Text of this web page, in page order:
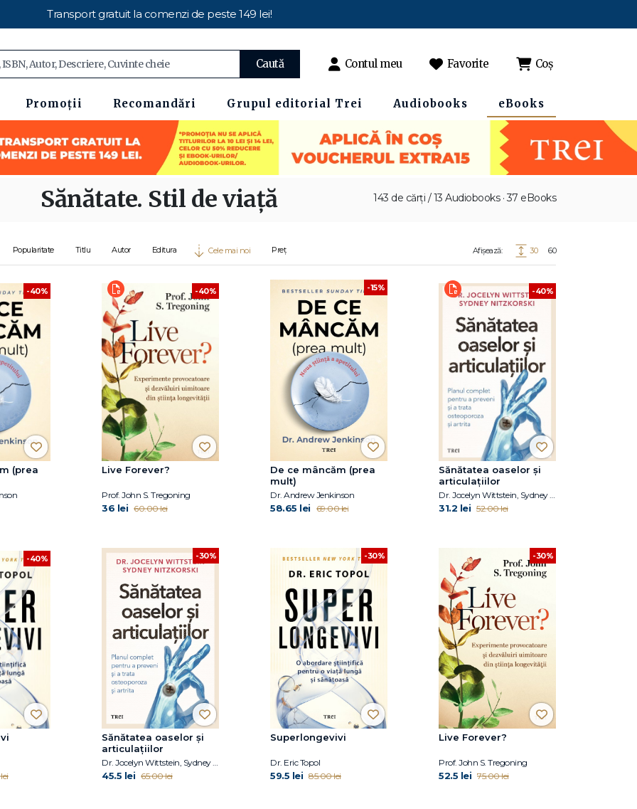
Transport gratuit la comenzi de peste 149 lei!
Caută Contul meu Favorite Coș
Promoții Recomandări Grupul editorial Trei Audiobooks eBooks
143 de cărți / 13 Audiobooks · 37 eBooks
Sănătate. Stil de viață
Popularitate Titlu Autor Editura Cele mai noi Preț Afișează: 30 60
-40%
(prea
-40%
Live Forever?
Prof. John S. Tregoning
36 lei 60.00 lei
-15%
De ce mâncăm (prea
mult)
Dr. Andrew Jenkinson
58.65 lei 69.00 lei
-40%
Sănătatea oaselor și
articulațiilor
31.2 lei 52.00 lei
-40% -30%
Sănătatea oaselor și
articulațiilor
45.5 lei 65.00 lei
-30%
Superlongevivi
Dr. Eric Topol
59.5 lei 85.00 lei
-30%
Live Forever?
Prof. John S. Tregoning
52.5 lei 75.00 lei